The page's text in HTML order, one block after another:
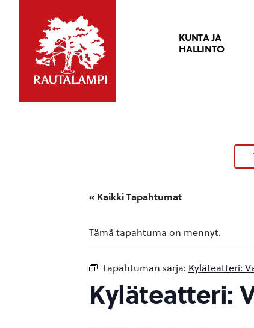
KUNTA JA
HALLINTO
« Kaikki Tapahtumat
Tämä tapahtuma on mennyt.
Tapahtuman sarja: Kyläteatteri:
Kyläteatteri: